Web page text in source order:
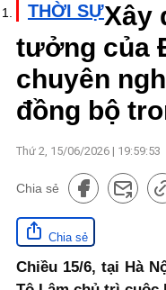
THỜI SỰXây
tưởng của
chuyên
đồng bộ
Thứ 2, 15/06/2026 | 19:59:53
Chia sẻ
Chia sẻ
Chiều 15/6, tại Hà